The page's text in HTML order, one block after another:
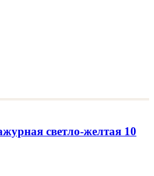
светло-желтая 10